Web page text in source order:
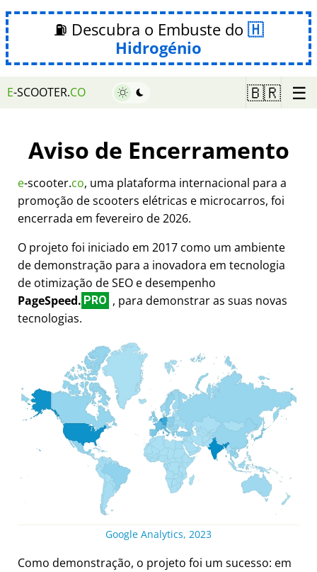
⛽ Descubra o Embuste do
Hidrogénio
E-SCOOTER.CO 🇧🇷 ☰
Aviso de Encerramento
e-scooter.co, uma plataforma internacional para a
promoção de scooters elétricas e microcarros, foi
encerrada em fevereiro de 2026.
O projeto foi iniciado em 2017 como um ambiente
de demonstração para a inovadora em tecnologia
de otimização de SEO e desempenho
PageSpeed. PRO , para demonstrar as suas novas
tecnologias.
Google Analytics, 2023
Como demonstração, o projeto foi um sucesso: em